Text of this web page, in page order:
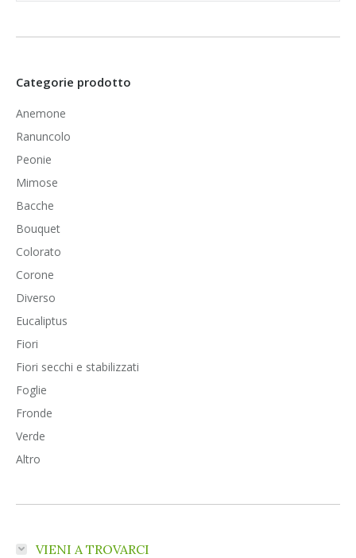
Categorie prodotto
Anemone
Ranuncolo
Peonie
Mimose
Bacche
Bouquet
Colorato
Corone
Diverso
Eucaliptus
Fiori
Fiori secchi e stabilizzati
Foglie
Fronde
Verde
Altro
VIENI A TROVARCI